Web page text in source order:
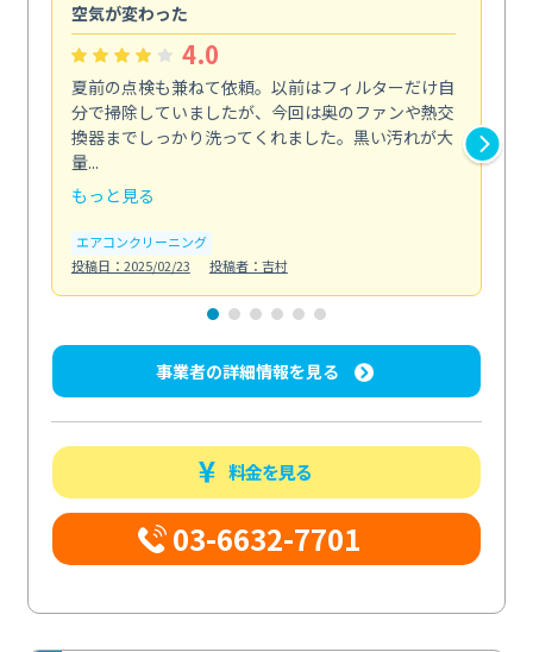
空気が変わった
4.0
夏前の点検も兼ねて依頼。以前はフィルターだけ自
分で掃除していましたが、今回は奥のファンや熱交
換器までしっかり洗ってくれました。黒い汚れが大
量...
もっと見る
エアコンクリーニング
投稿日：2025/02/23
投稿者：吉村
事業者の詳細情報を見る
料金を見る
03-6632-7701